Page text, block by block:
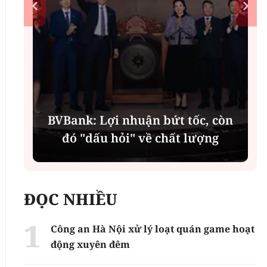
BVBank: Lợi nhuận bứt tốc, còn
đó "dấu hỏi" về chất lượng
ĐỌC NHIỀU
Công an Hà Nội xử lý loạt quán game hoạt
động xuyên đêm